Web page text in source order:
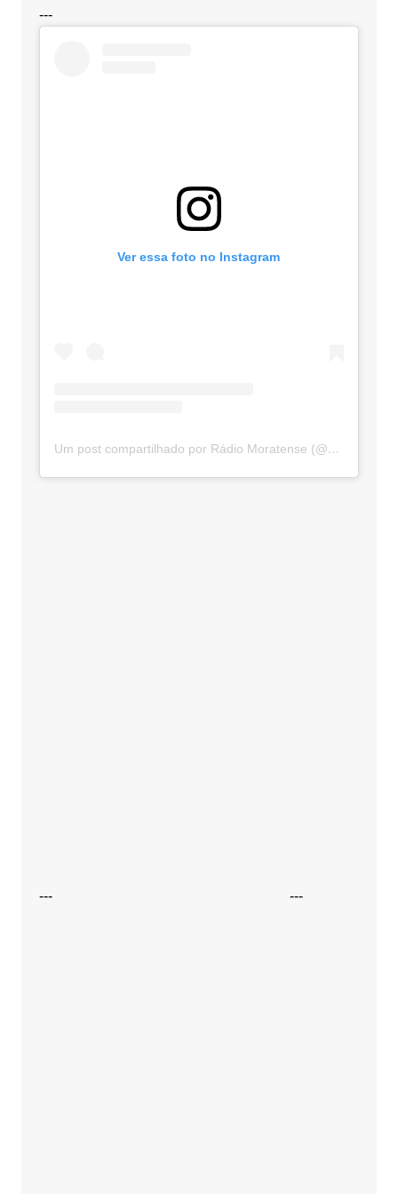
---
Ver essa foto no Instagram
Um post compartilhado por Rádio Moratense (@radio_moratense)
--- ---